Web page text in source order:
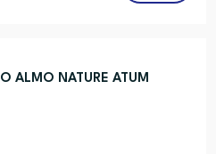
ALMO NATURE ATUM